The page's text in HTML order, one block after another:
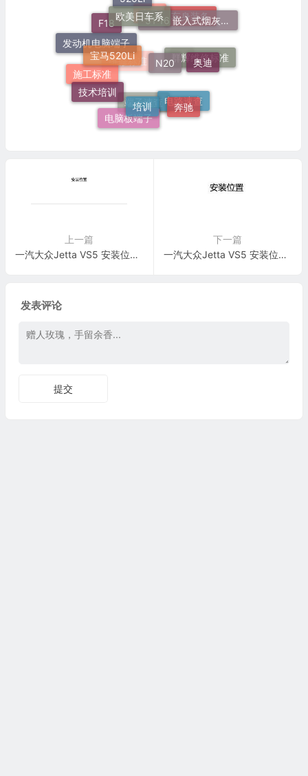
电脑板端子
端子速查
电路速查
奔驰
培训
技术培训
施工标准维修标准 灯
群辉维修标准
奥迪
N20
宝马520Li
发动机电脑端子
F18 宝马 车身装备
51 16 嵌入式烟灰缸托架
欧美日车系
上一篇
一汽大众Jetta VS5 安装位置 插头 电路图
下一篇
一汽大众Jetta VS5 安装位置 汽车中部的控制单元 电路图
发表评论